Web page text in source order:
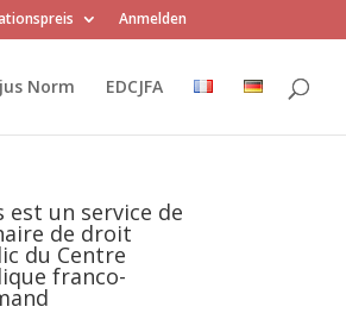
Anmelden
Norm EDCJFA
est un service de
de droit
du Centre
franco-